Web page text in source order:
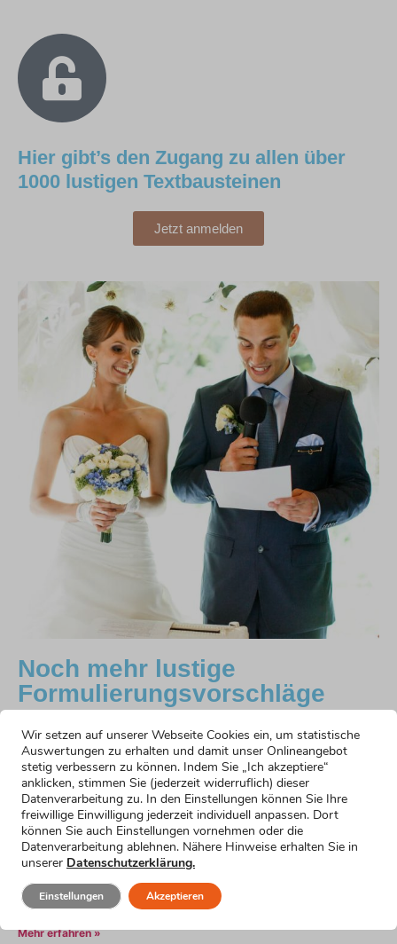
Hier gibt’s den Zugang zu allen über
1000 lustigen Textbausteinen
Jetzt anmelden
Noch mehr lustige
Formulierungsvorschläge
Konservativer Einstieg
Mehr erfahren »
Hochzeitsrede als Bräutigam: humorvoller
Einstieg
Mehr erfahren »
Einstieg mit Selbstironie
Mehr erfahren »
Einstieg für kurze Reden
Mehr erfahren »
Einstieg für den nervösen Bräutigam
Mehr erfahren »
Wir setzen auf unserer Webseite Cookies ein, um statistische
Auswertungen zu erhalten und damit unser Onlineangebot
stetig verbessern zu können. Indem Sie „Ich akzeptiere“
anklicken, stimmen Sie (jederzeit widerruflich) dieser
Datenverarbeitung zu. In den Einstellungen können Sie Ihre
freiwillige Einwilligung jederzeit individuell anpassen. Dort
können Sie auch Einstellungen vornehmen oder die
Datenverarbeitung ablehnen. Nähere Hinweise erhalten Sie in
unserer Datenschutzerklärung.
Akzeptieren
Einstellungen